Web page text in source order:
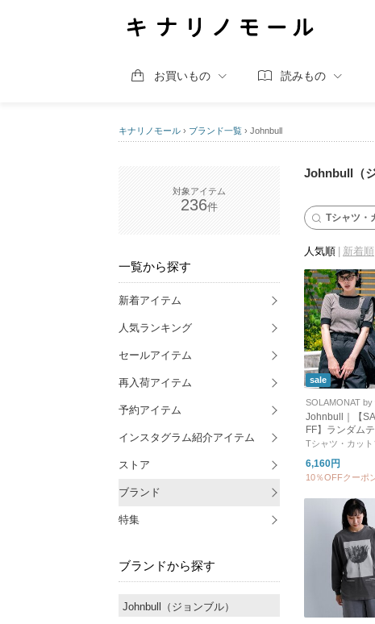
お買いもの 読みもの
キナリノモール › ブランド一覧 › Johnbull
236
一覧から探す
新着アイテム
人気ランキング
セールアイテム
再入荷アイテム
予約アイテム
インスタグラム紹介アイテム
ストア
ブランド
特集
ブランドから探す
Johnbull（ジョンブル）
Johnbull（
Tシャツ・
人気順 新着順
sale
Johnbull｜【
FF】ランダム
ツ 半袖 トップ
61c11
Tシャツ・カット
6,160円
10％OFFクーポ